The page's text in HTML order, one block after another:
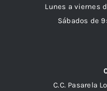
Lunes a viernes
Sábados de
C.C. Pasarela